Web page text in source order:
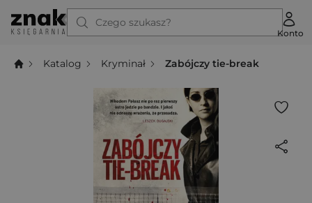
Czego szukasz?
Konto
Katalog Kryminał Zabójczy tie-break